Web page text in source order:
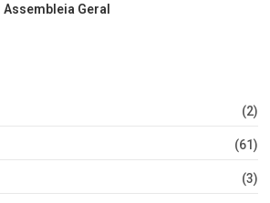
Geral
(2)
(61)
(3)